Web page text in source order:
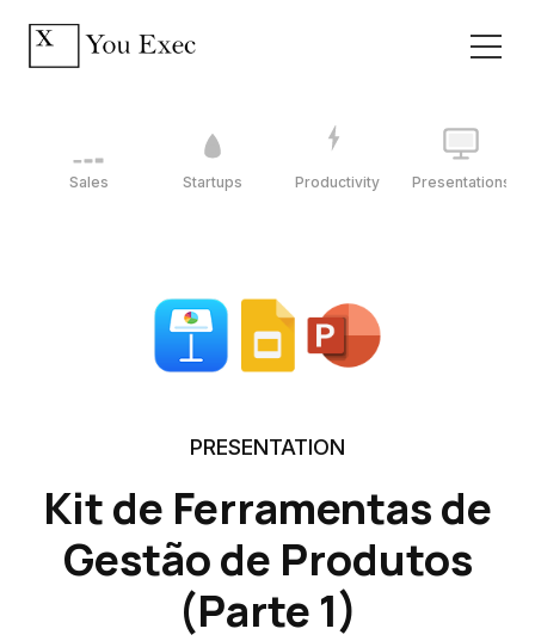
Sales Startups Productivity Presentations
PRESENTATION
Kit de Ferramentas de
Gestão de Produtos
(Parte 1)